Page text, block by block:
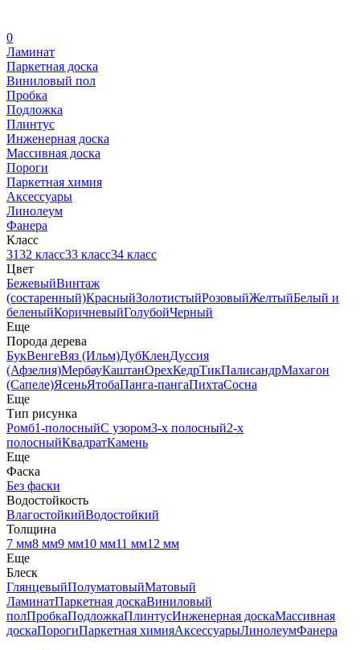
0
Ламинат
Паркетная доска
Виниловый пол
Пробка
Подложка
Плинтус
Инженерная доска
Массивная доска
Пороги
Паркетная химия
Аксессуары
Линолеум
Фанера
Класс
3132 класс33 класс34 класс
Цвет
БежевыйВинтаж
(состаренный)КрасныйЗолотистыйРозовыйЖелтыйБелый и
беленыйКоричневыйГолубойЧерный
Еще
Порода дерева
БукВенгеВяз (Ильм)ДубКленДуссия
(Афзелия)МербауКаштанОрехКедрТикПалисандрМахагон
(Сапеле)ЯсеньЯтобаПанга-пангаПихтаСосна
Еще
Тип рисунка
Ромб1-полосныйС узором3-х полосный2-х
полосныйКвадратКамень
Еще
Фаска
Без фаски
Водостойкость
ВлагостойкийВодостойкий
Толщина
7 мм8 мм9 мм10 мм11 мм12 мм
Еще
Блеск
ГлянцевыйПолуматовыйМатовый
ЛаминатПаркетная доскаВиниловый
полПробкаПодложкаПлинтусИнженерная доскаМассивная
доскаПорогиПаркетная химияАксессуарыЛинолеумФанера